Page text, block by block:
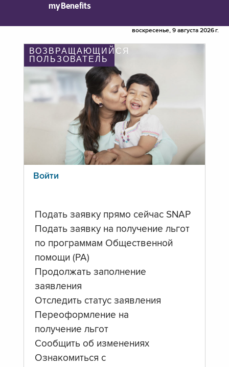
myBenefits
воскресенье, 9 августа 2026 г.
ВОЗВРАЩАЮЩИЙСЯ
ПОЛЬЗОВАТЕЛЬ
Войти
Подать заявку прямо сейчас SNAP
Подать заявку на получение льгот
по программам Общественной
помощи (PA)
Продолжать заполнение
заявления
Отследить статус заявления
Переоформление на
получение льгот
Сообщить об изменениях
Ознакомиться с